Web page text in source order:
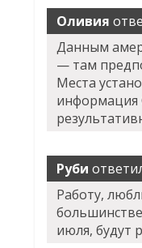
Оливия
Данным
— там
Места
информация
Руби
Работу,
июля, будут